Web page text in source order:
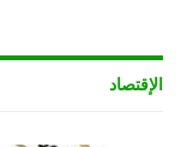
الإقتصاد